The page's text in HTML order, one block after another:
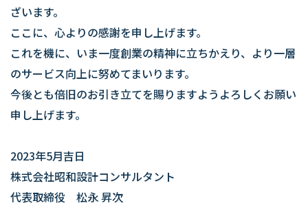
ざいます。
ここに、心よりの感謝を申し上げます。
これを機に、いま一度創業の精神に立ちかえり、より一層
のサービス向上に努めてまいります。
今後とも倍旧のお引き立てを賜りますようよろしくお願い
申し上げます。
2023年5月吉日
株式会社昭和設計コンサルタント
代表取締役 松永 昇次